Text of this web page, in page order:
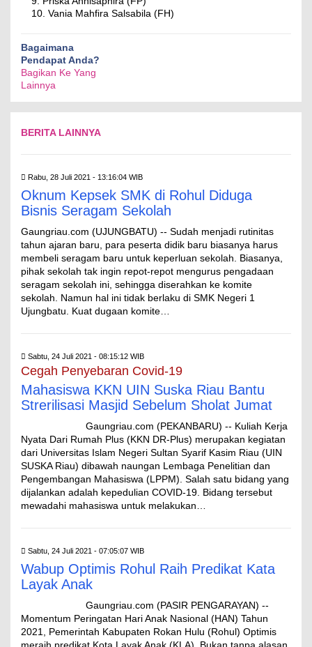
10. Vania Mahfira Salsabila (FH)
Bagaimana
Pendapat Anda?
Bagikan Ke Yang
Lainnya
BERITA LAINNYA
Rabu, 28 Juli 2021 - 13:16:04 WIB
Oknum Kepsek SMK di Rohul Diduga
Bisnis Seragam Sekolah
Gaungriau.com (UJUNGBATU) -- Sudah menjadi rutinitas
tahun ajaran baru, para peserta didik baru biasanya harus
membeli seragam baru untuk keperluan sekolah. Biasanya,
pihak sekolah tak ingin repot-repot mengurus pengadaan
seragam sekolah ini, sehingga diserahkan ke komite
sekolah. Namun hal ini tidak berlaku di SMK Negeri 1
Ujungbatu. Kuat dugaan komite…
Sabtu, 24 Juli 2021 - 08:15:12 WIB
Cegah Penyebaran Covid-19
Mahasiswa KKN UIN Suska Riau Bantu
Strerilisasi Masjid Sebelum Sholat Jumat
Gaungriau.com (PEKANBARU) -- Kuliah Kerja
Nyata Dari Rumah Plus (KKN DR-Plus) merupakan kegiatan
dari Universitas Islam Negeri Sultan Syarif Kasim Riau (UIN
SUSKA Riau) dibawah naungan Lembaga Penelitian dan
Pengembangan Mahasiswa (LPPM). Salah satu bidang yang
dijalankan adalah kepedulian COVID-19. Bidang tersebut
mewadahi mahasiswa untuk melakukan…
Sabtu, 24 Juli 2021 - 07:05:07 WIB
Wabup Optimis Rohul Raih Predikat Kata
Layak Anak
Gaungriau.com (PASIR PENGARAYAN) --
Momentum Peringatan Hari Anak Nasional (HAN) Tahun
2021, Pemerintah Kabupaten Rokan Hulu (Rohul) Optimis
meraih predikat Kota Layak Anak (KLA). Bukan tanpa alasan,